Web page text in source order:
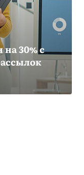
30% с